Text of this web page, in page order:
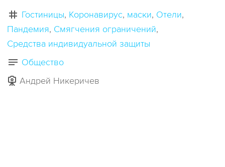
Гостиницы Коронавирус маски Отели
Пандемия Смягчения ограничений
Средства индивидуальной защиты
Общество
Андрей Никеричев